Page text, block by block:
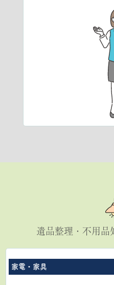
遺品整理・不用品
家電・家具